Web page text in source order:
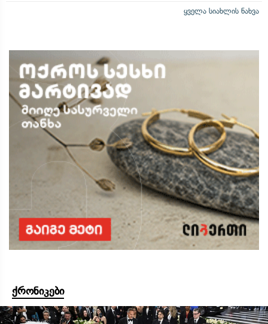
ყველა სიახლის ნახვა
ქრონიკები